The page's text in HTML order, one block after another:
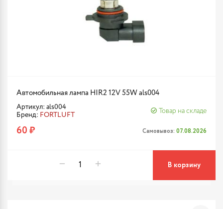
Автомобильная лампа HIR2 12V 55W als004
Артикул: als004
Бренд: FORTLUFT
Товар на складе
60 ₽ Самовывоз: 07.08.2026
В корзину